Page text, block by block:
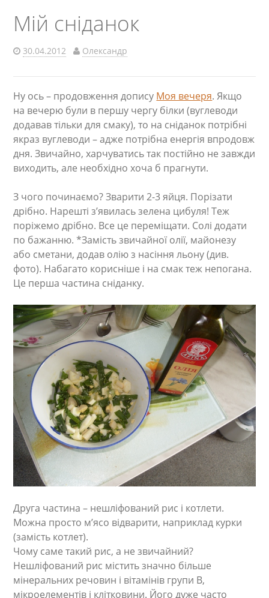
Мій сніданок
30.04.2012 Олександр
Ну ось – продовження допису Моя вечеря. Якщо
на вечерю були в першу чергу білки (вуглеводи
додавав тільки для смаку), то на сніданок потрібні
якраз вуглеводи – адже потрібна енергія впродовж
дня. Звичайно, харчуватись так постійно не завжди
виходить, але необхідно хоча б прагнути.
З чого починаємо? Зварити 2-3 яйця. Порізати
дрібно. Нарешті з’явилась зелена цибуля! Теж
поріжемо дрібно. Все це переміщати. Солі додати
по бажанню. *Замість звичайної олії, майонезу
або сметани, додав олію з насіння льону (див.
фото). Набагато корисніше і на смак теж непогана.
Це перша частина сніданку.
Друга частина – нешліфований рис і котлети.
Можна просто м’ясо відварити, наприклад курки
(замість котлет).
Чому саме такий рис, а не звичайний?
Нешліфований рис містить значно більше
мінеральних речовин і вітамінів групи В,
мікроелементів і клітковини. Його дуже часто